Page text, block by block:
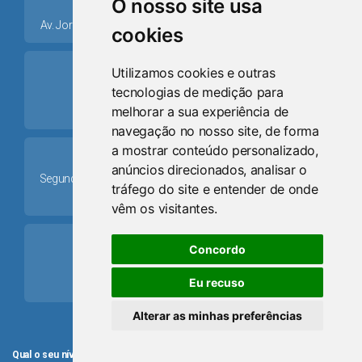
O nosso site usa
cookies
Utilizamos cookies e outras
tecnologias de medição para
melhorar a sua experiência de
navegação no nosso site, de forma
a mostrar conteúdo personalizado,
anúncios direcionados, analisar o
tráfego do site e entender de onde
vêm os visitantes.
Concordo
Eu recuso
Alterar as minhas preferências
Av. Jorge Dariva, 1211, Centro CEP: 95520.000 - Osório/RS
ring_volume
Telefone
(51) 9 8024-0884
Schedule
Segunda-feira a Sexta-feira: 08h às 12h e das 13h30min às
17h30min
mail
Email
camaraosorio@gmail.com
Qual o seu nível de satisfação com o atendimento da Câmara